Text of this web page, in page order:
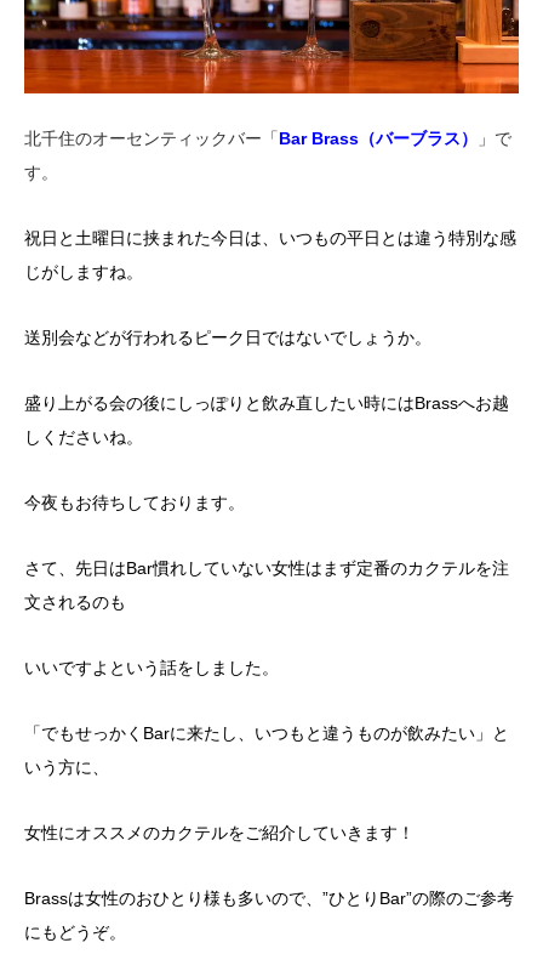
北千住のオーセンティックバー「Bar Brass（バーブラス）
」で
す。
祝日と土曜日に挟まれた今日は、いつもの平日とは違う特別な感
じがしますね。
送別会などが行われるピーク日ではないでしょうか。
盛り上がる会の後にしっぽりと飲み直したい時にはBrassへお越
しくださいね。
今夜もお待ちしております。
さて、先日はBar慣れしていない女性はまず定番のカクテルを注
文されるのも
いいですよという話をしました。
「でもせっかくBarに来たし、いつもと違うものが飲みたい」と
いう方に、
女性にオススメのカクテルをご紹介していきます！
Brassは女性のおひとり様も多いので、”ひとりBar”の際のご参考
にもどうぞ。